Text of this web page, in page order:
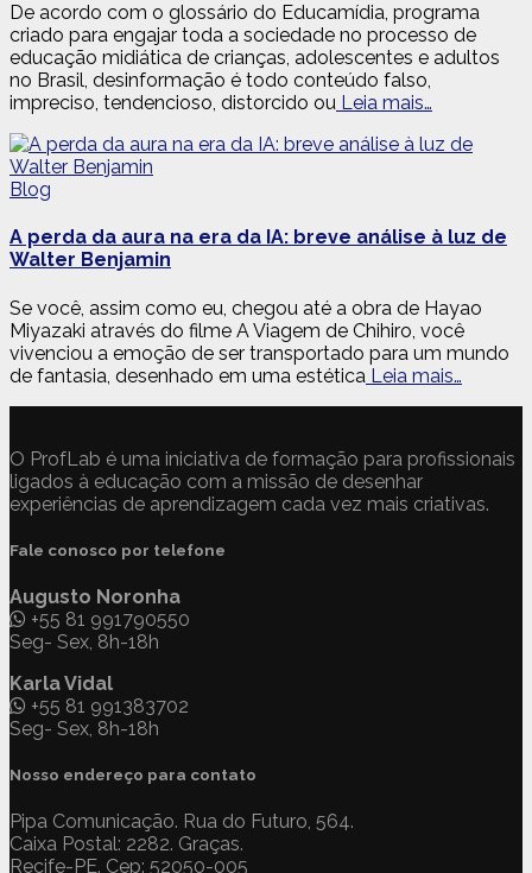
De acordo com o glossário do Educamídia, programa
criado para engajar toda a sociedade no processo de
educação midiática de crianças, adolescentes e adultos
no Brasil, desinformação é todo conteúdo falso,
impreciso, tendencioso, distorcido ou Leia mais…
Blog
A perda da aura na era da IA: breve análise à luz de
Walter Benjamin
Se você, assim como eu, chegou até a obra de Hayao
Miyazaki através do filme A Viagem de Chihiro, você
vivenciou a emoção de ser transportado para um mundo
de fantasia, desenhado em uma estética Leia mais…
O ProfLab é uma iniciativa de formação para profissionais
ligados à educação com a missão de desenhar
experiências de aprendizagem cada vez mais criativas.
Fale conosco por telefone
Augusto Noronha
+55 81 991790550
Seg- Sex, 8h-18h
Karla Vidal
+55 81 991383702
Seg- Sex, 8h-18h
Nosso endereço para contato
Pipa Comunicação. Rua do Futuro, 564.
Caixa Postal: 2282. Graças.
Recife-PE. Cep: 52050-005